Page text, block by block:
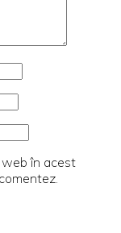
web în acest